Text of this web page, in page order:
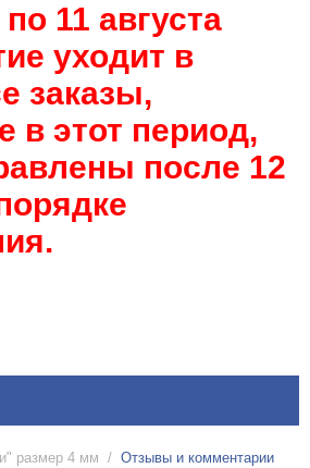
11 августа
уходит в
заказы,
в этот период,
после 12
размер 4 мм / Отзывы и комментарии